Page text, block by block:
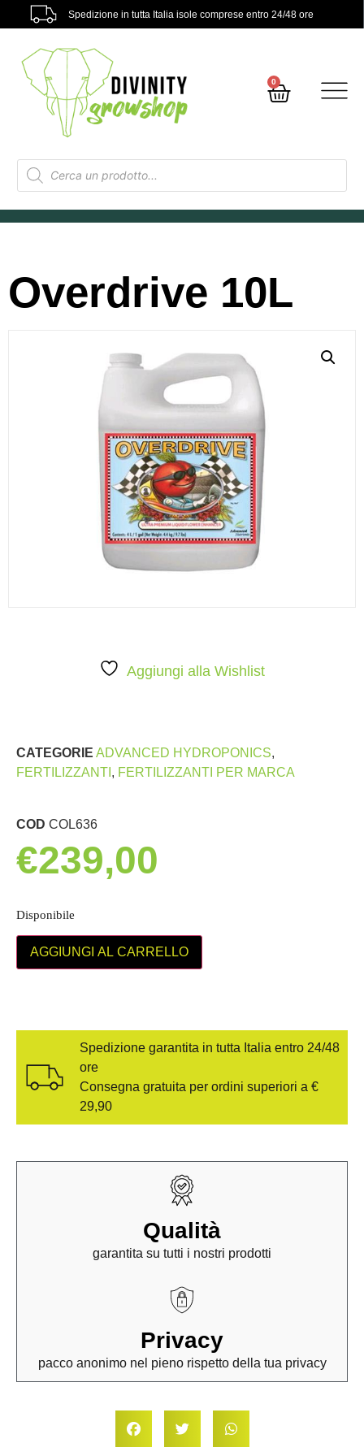
Spedizione in tutta Italia isole comprese entro 24/48 ore
0
Overdrive 10L
Aggiungi alla Wishlist
CATEGORIE ADVANCED HYDROPONICS,
FERTILIZZANTI , FERTILIZZANTI PER MARCA
COD COL636
€239,00
Disponibile
AGGIUNGI AL CARRELLO
Spedizione garantita in tutta Italia entro 24/48
ore
Consegna gratuita per ordini superiori a €
29,90
Qualità
garantita su tutti i nostri prodotti
Privacy
pacco anonimo nel pieno rispetto della tua privacy